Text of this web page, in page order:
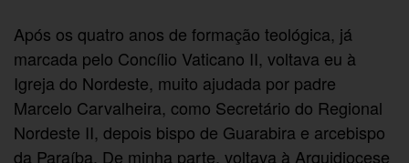
Após os quatro anos de formação teológica, já
marcada pelo Concílio Vaticano II, voltava eu à
Igreja do Nordeste, muito ajudada por padre
Marcelo Carvalheira, como Secretário do Regional
Nordeste II, depois bispo de Guarabira e arcebispo
da Paraíba. De minha parte, voltava à Arquidiocese